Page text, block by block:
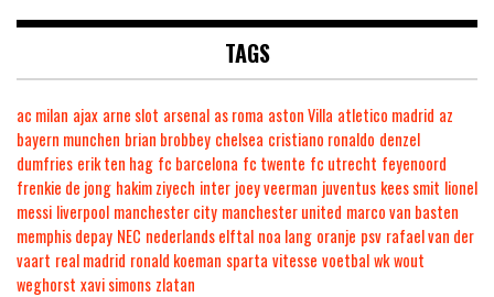
TAGS
ac milan ajax arne slot arsenal as roma aston Villa atletico madrid az
bayern munchen brian brobbey chelsea cristiano ronaldo denzel
dumfries erik ten hag fc barcelona fc twente fc utrecht feyenoord
frenkie de jong hakim ziyech inter joey veerman juventus kees smit lionel
messi liverpool manchester city manchester united marco van basten
memphis depay NEC nederlands elftal noa lang oranje psv rafael van der
vaart real madrid ronald koeman sparta vitesse voetbalwkwout
weghorst xavi simons zlatan